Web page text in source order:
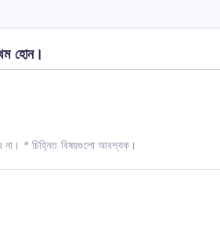
হোন।
*চিহ্নিত বিষয়গুলো আবশ্যক।